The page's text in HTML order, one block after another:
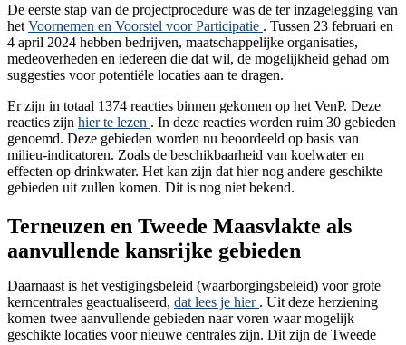
De eerste stap van de projectprocedure was de ter inzagelegging van
het Voornemen en Voorstel voor Participatie . Tussen 23 februari en
4 april 2024 hebben bedrijven, maatschappelijke organisaties,
medeoverheden en iedereen die dat wil, de mogelijkheid gehad om
suggesties voor potentiële locaties aan te dragen.
Er zijn in totaal 1374 reacties binnen gekomen op het VenP. Deze
reacties zijn hier te lezen . In deze reacties worden ruim 30 gebieden
genoemd. Deze gebieden worden nu beoordeeld op basis van
milieu-indicatoren. Zoals de beschikbaarheid van koelwater en
effecten op drinkwater. Het kan zijn dat hier nog andere geschikte
gebieden uit zullen komen. Dit is nog niet bekend.
Terneuzen en Tweede Maasvlakte als
aanvullende kansrijke gebieden
Daarnaast is het vestigingsbeleid (waarborgingsbeleid) voor grote
kerncentrales geactualiseerd, dat lees je hier . Uit deze herziening
komen twee aanvullende gebieden naar voren waar mogelijk
geschikte locaties voor nieuwe centrales zijn. Dit zijn de Tweede